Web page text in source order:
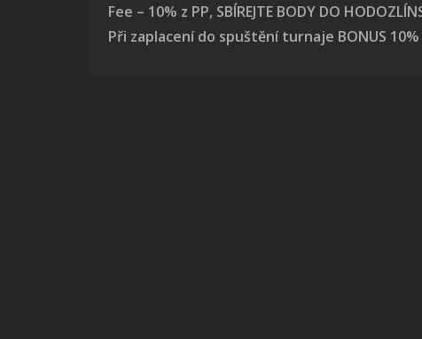
Fee – 10% z PP, SBÍREJTE BODY DO
Při zaplacení do spuštění turnaje BONUS